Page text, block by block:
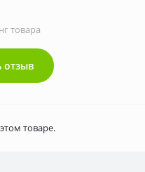
товара
отзыв
товаре.